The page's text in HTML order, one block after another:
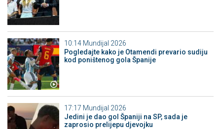
10:14 Mundijal 2026
Pogledajte kako je Otamendi prevario sudiju
kod poništenog gola Španije
17:17 Mundijal 2026
Jedini je dao gol Španiji na SP, sada je
zaprosio prelijepu djevojku